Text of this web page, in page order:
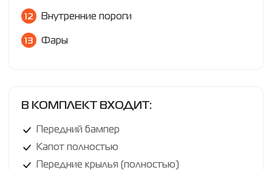
Внутренние пороги
Фары
В КОМПЛЕКТ ВХОДИТ:
Передний бампер
Капот полностью
Передние крылья (полностью)